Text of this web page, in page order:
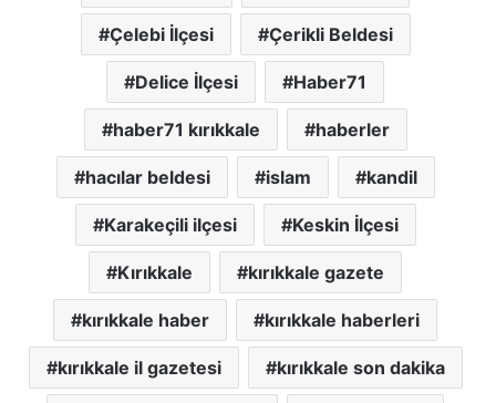
Çelebi İlçesi Çerikli Beldesi
Delice İlçesi Haber71
haber71 kırıkkale haberler
hacılar beldesi islam kandil
Karakeçili ilçesi Keskin İlçesi
Kırıkkale kırıkkale gazete
kırıkkale haber kırıkkale haberleri
kırıkkale il gazetesi kırıkkale son dakika